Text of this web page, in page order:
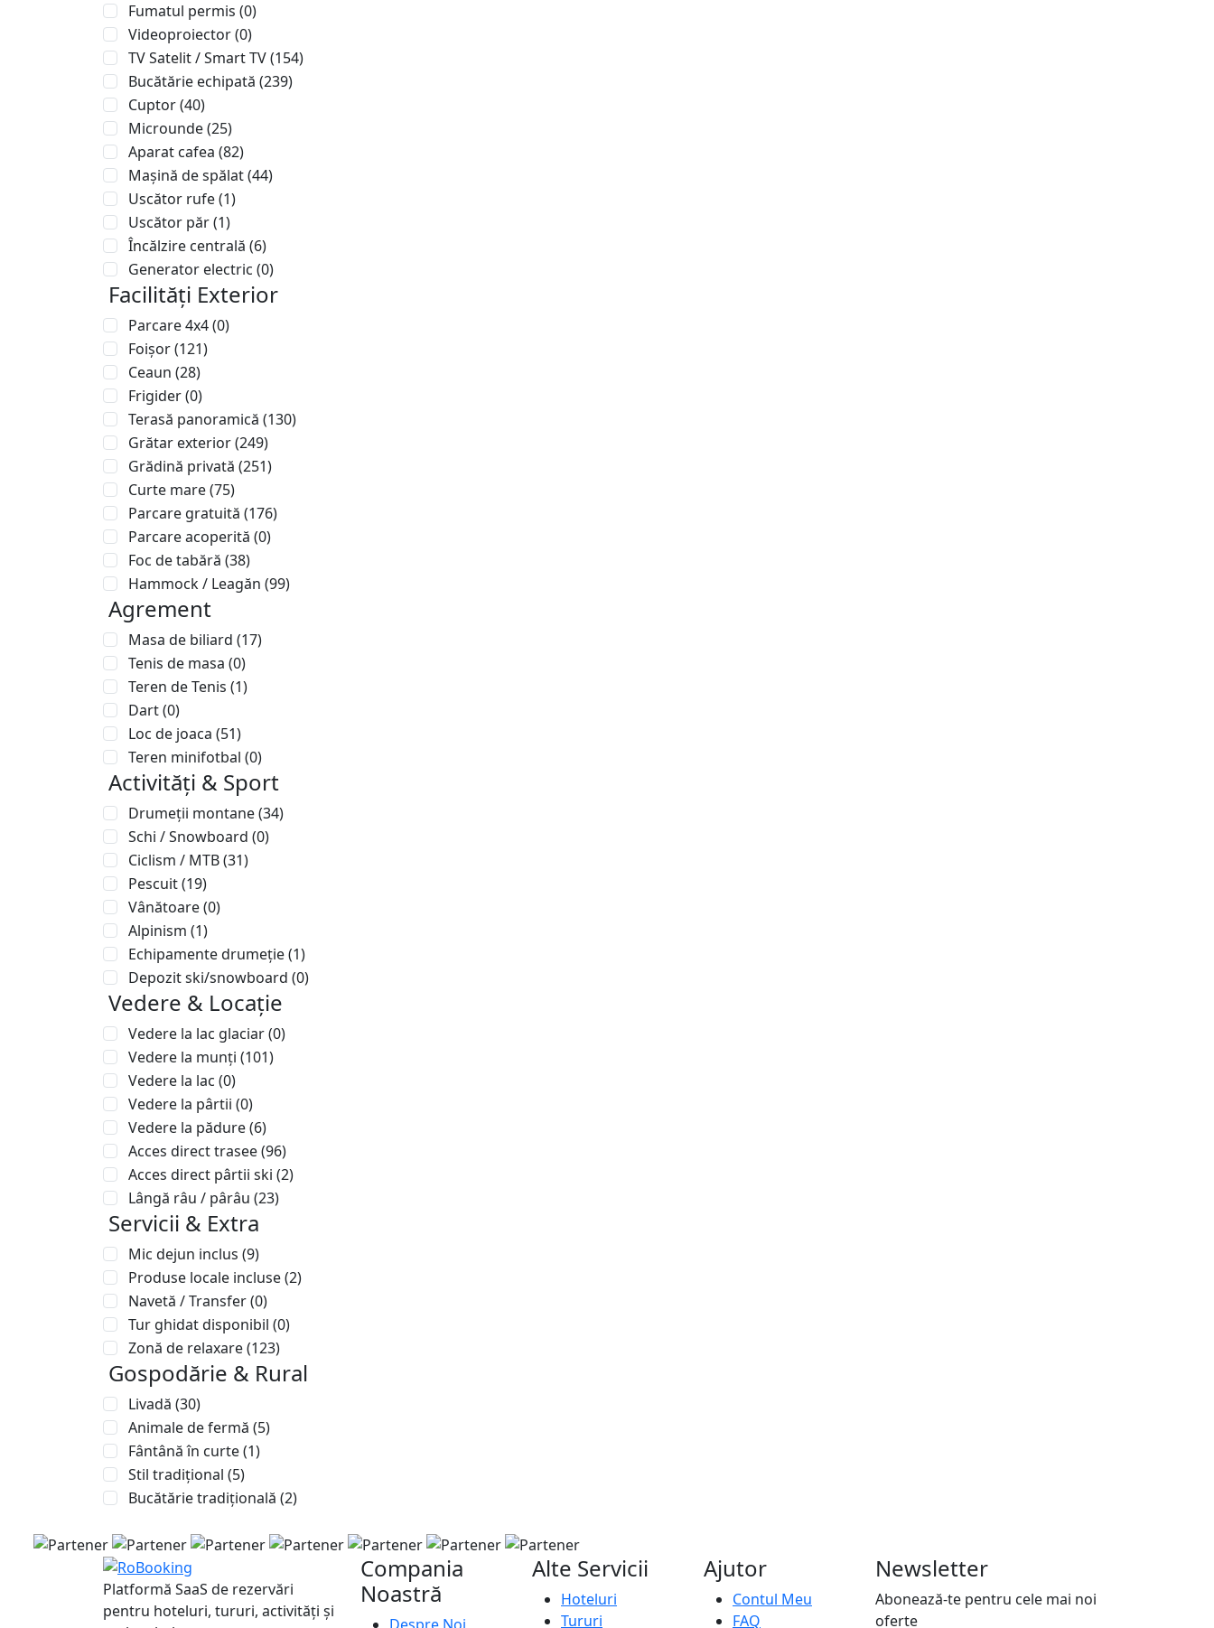
Fumatul permis (0)
Videoproiector(0)
TV Satelit / Smart TV(154)
Bucătărie echipată (239)
Cuptor(40)
Microunde(25)
Aparat cafea (82)
Mașină de spălat(44)
Uscător rufe(1)
Uscător păr(1)
Încălzire centrală (6)
Generator electric (0)
Facilități Exterior
Parcare 4x4(0)
Foișor(121)
Ceaun (28)
Frigider(0)
Terasă panoramică (130)
Grătar exterior(249)
Grădină privată (251)
Curte mare(75)
Parcare gratuită (176)
Parcare acoperită (0)
Foc de tabără (38)
Hammock / Leagăn (99)
Agrement
Masa de biliard (17)
Tenis de masa (0)
Teren de Tenis (1)
Dart(0)
Loc de joaca (51)
Teren minifotbal (0)
Activități & Sport
Drumeții montane(34)
Schi / Snowboard (0)
Ciclism / MTB(31)
Pescuit(19)
Vânătoare(0)
Alpinism (1)
Echipamente drumeție(1)
Depozit ski/snowboard (0)
Vedere & Locație
Vedere la lac glaciar(0)
Vedere la munți (101)
Vedere la lac (0)
Vedere la pârtii (0)
Vedere la pădure(6)
Acces direct trasee(96)
Acces direct pârtii ski (2)
Lângă râu / pârâu (23)
Servicii & Extra
Mic dejun inclus (9)
Produse locale incluse(2)
Navetă / Transfer(0)
Tur ghidat disponibil (0)
Zonă de relaxare(123)
Gospodărie & Rural
Livadă (30)
Animale de fermă (5)
Fântână în curte(1)
Stil tradițional (5)
Bucătărie tradițională (2)
Platformă SaaS de rezervări
pentru hoteluri, tururi, activități și
Compania
Noastră
Alte Servicii
Hoteluri
Tururi
Ajutor
Contul Meu
FAQ
Newsletter
Abonează-te pentru cele mai noi
oferte